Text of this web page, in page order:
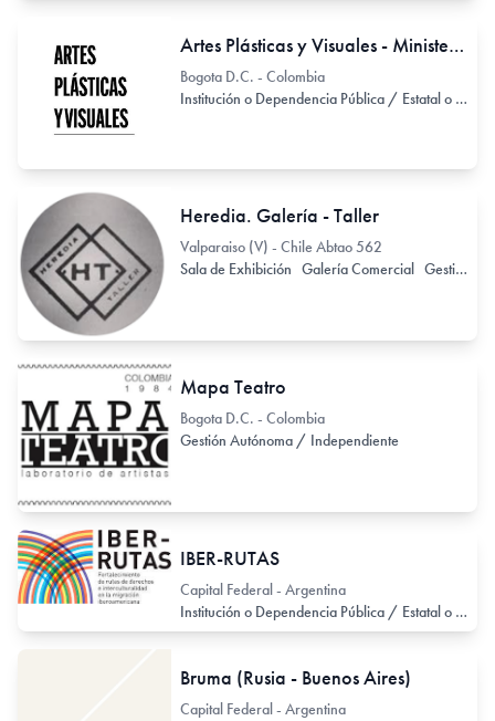
Artes Plásticas y Visuales - Ministerio de las Culturas, las Artes y los Saberes de Colombia
Bogota D.C. - Colombia
Institución o Dependencia Pública / Estatal o Provincial
Heredia. Galería - Taller
Valparaiso (V) - Chile Abtao 562
Sala de Exhibición Galería Comercial Gestión Autónoma / Independiente
Mapa Teatro
Bogota D.C. - Colombia
Gestión Autónoma / Independiente
IBER-RUTAS
Capital Federal - Argentina
Institución o Dependencia Pública / Estatal o Provincial
Bruma (Rusia - Buenos Aires)
Capital Federal - Argentina